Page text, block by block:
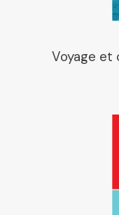
Voyage et